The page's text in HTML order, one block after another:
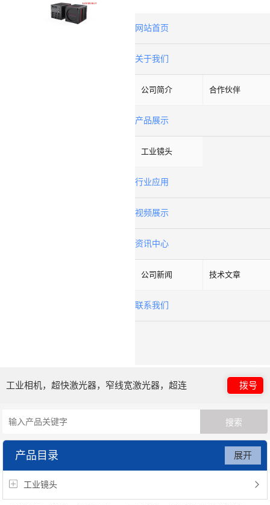
网站首页
关于我们
公司简介 合作伙伴
产品展示
工业镜头
行业应用
视频展示
资讯中心
公司新闻 技术文章
联系我们
工业相机，超快激光器，窄线宽激光器，超连
续谱光源，光子晶体光纤
拨号
产品目录
工业镜头
展开